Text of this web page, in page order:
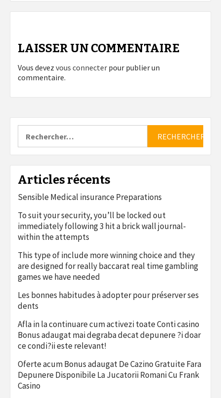
LAISSER UN COMMENTAIRE
Vous devez vous connecter pour publier un
commentaire.
Articles récents
Sensible Medical insurance Preparations
To suit your security, you’ll be locked out
immediately following 3 hit a brick wall journal-
within the attempts
This type of include more winning choice and they
are designed for really baccarat real time gambling
games we have needed
Les bonnes habitudes à adopter pour préserver ses
dents
Afla in la continuare cum activezi toate Conti casino
Bonus adaugat mai degraba decat depunere ?i doar
ce condi?ii este relevant!
Oferte acum Bonus adaugat De Cazino Gratuite Fara
Depunere Disponibile La Jucatorii Romani Cu Frank
Casino